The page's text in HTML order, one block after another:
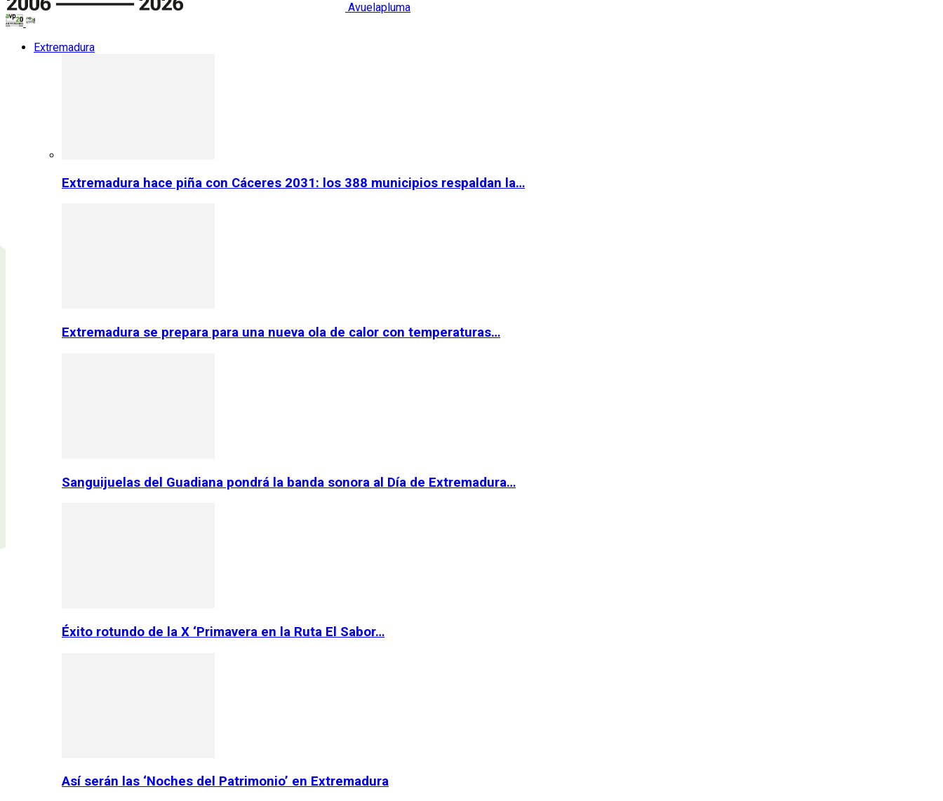
Avuelapluma
Extremadura
Extremadura hace piña con Cáceres 2031: los 388 municipios respaldan la…
Extremadura se prepara para una nueva ola de calor con temperaturas…
Sanguijuelas del Guadiana pondrá la banda sonora al Día de Extremadura…
Éxito rotundo de la X ‘Primavera en la Ruta El Sabor…
Así serán las ‘Noches del Patrimonio’ en Extremadura